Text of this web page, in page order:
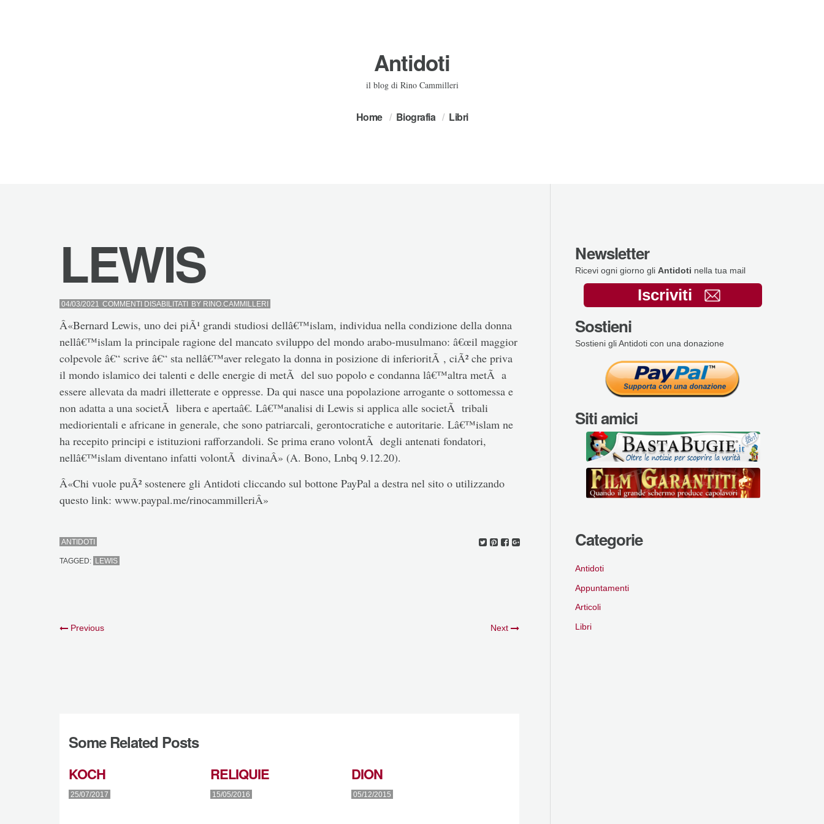
Antidoti
il blog di Rino Cammilleri
Home Biografia Libri
LEWIS
04/03/2021 COMMENTI DISABILITATISUBY RINO.CAMMILLERI
Â«Bernard Lewis, uno dei piÃ¹ grandi studiosi dellâ€™islam, individua nella condizione della donna
nellâ€™islam la principale ragione del mancato sviluppo del mondo arabo-musulmano: â€œil maggior
colpevole â€“ scrive â€“ sta nellâ€™aver relegato la donna in posizione di inferioritÃ , ciÃ² che priva
il mondo islamico dei talenti e delle energie di metÃ del suo popolo e condanna lâ€™altra metÃ a
essere allevata da madri illetterate e oppresse. Da qui nasce una popolazione arrogante o sottomessa e
non adatta a una societÃ libera e apertaâ€. Lâ€™analisi di Lewis si applica alle societÃ tribali
mediorientali e africane in generale, che sono patriarcali, gerontocratiche e autoritarie. Lâ€™islam ne
ha recepito principi e istituzioni rafforzandoli. Se prima erano volontÃ degli antenati fondatori,
nellâ€™islam diventano infatti volontÃ divinaÂ» (A. Bono, Lnbq 9.12.20).
Â«Chi vuole puÃ² sostenere gli Antidoti cliccando sul bottone PayPal a destra nel sito o utilizzando
questo link: www.paypal.me/rinocammilleriÂ»
ANTIDOTI
TAGGED: LEWIS
Previous Next
Some Related Posts
KOCH
25/07/2017
RELIQUIE
15/05/2016
DION
05/12/2015
Newsletter
Ricevi ogni giorno gli Antidoti nella tua mail
Iscriviti
Sostieni
Sostieni gli Antidoti con una donazione
Siti amici
Categorie
Antidoti
Appuntamenti
Articoli
Libri